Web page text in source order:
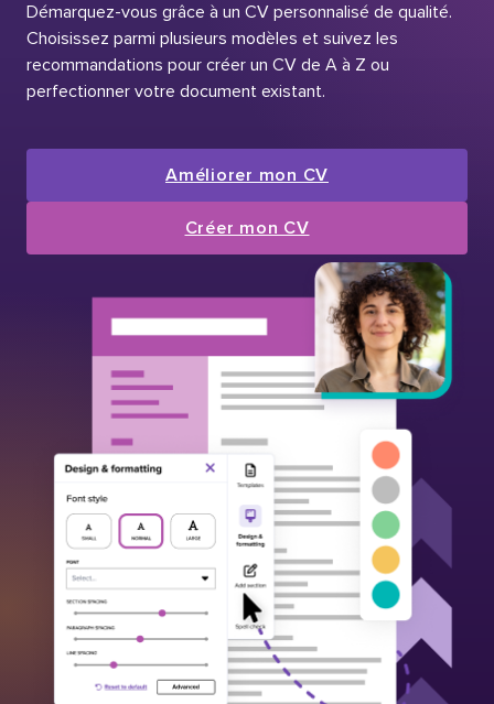
Démarquez-vous grâce à un CV personnalisé de qualité.
Choisissez parmi plusieurs modèles et suivez les
recommandations pour créer un CV de A à Z ou
perfectionner votre document existant.
Améliorer mon CV
Créer mon CV